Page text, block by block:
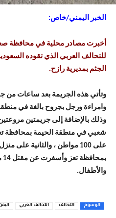
الخبر اليمني/خاص:
أخبرت مصادر محلية في محافظة
للتحالف العربي الذي تقوده
الجثم بمديرية رازح.
وتأتي هذه الجريمة بعد ساعات من
وامراءة ورجل بجروح بالغة في
وذلك بالإضافة إلى جريمتين
شعبي في منطقة الحيمة بمحافظة
على 100 مواطن ، والثانية
والأطفال.
الوسوم التحالف التحالف العربي